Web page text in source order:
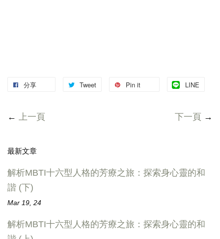
分享 Tweet Pin it LINE
← 上一頁 下一頁 →
最新文章
解析MBTI十六型人格的芳療之旅：探索身心靈的和
諧 (下)
Mar 19, 24
解析MBTI十六型人格的芳療之旅：探索身心靈的和